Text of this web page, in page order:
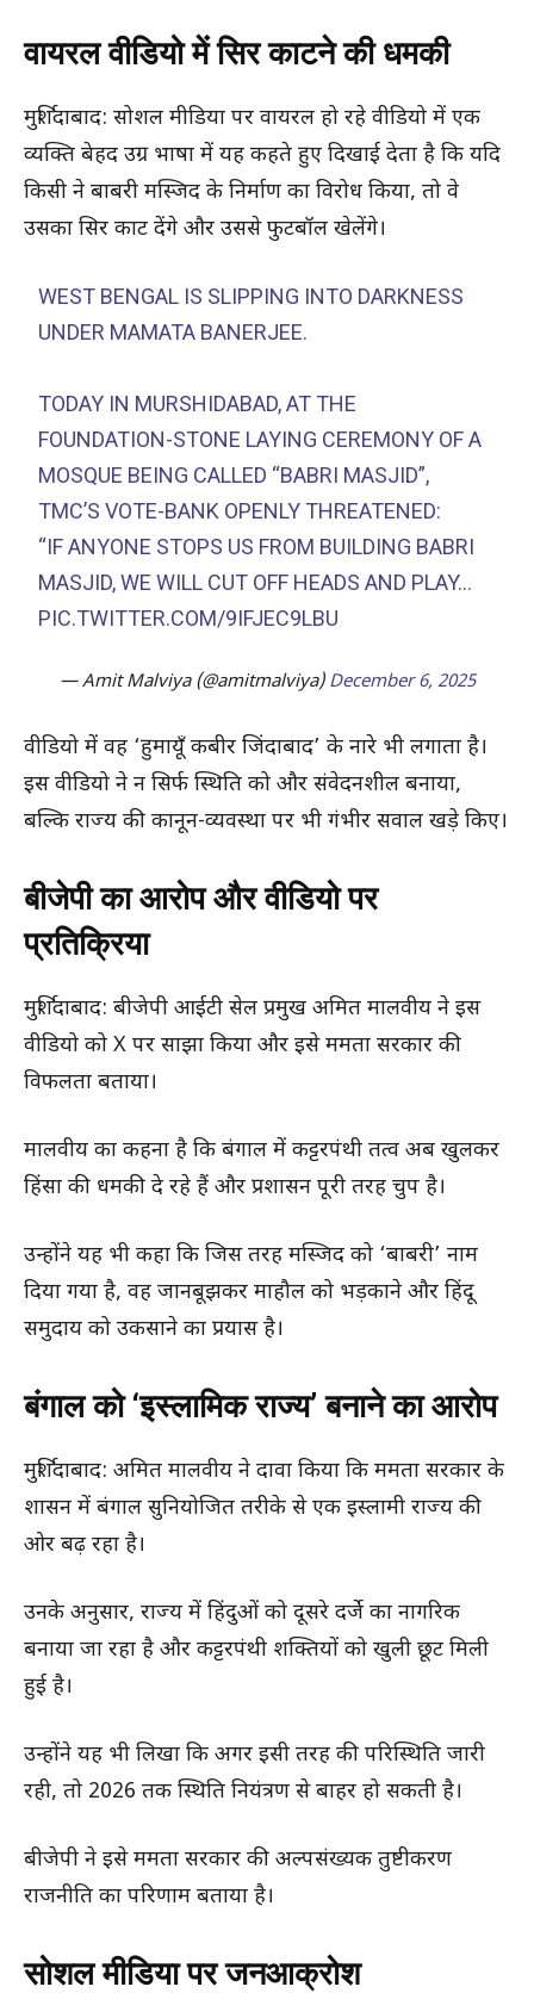
वायरल वीडियो में सिर काटने की धमकी
मुर्शिदाबाद: सोशल मीडिया पर वायरल हो रहे वीडियो में एक
व्यक्ति बेहद उग्र भाषा में यह कहते हुए दिखाई देता है कि यदि
किसी ने बाबरी मस्जिद के निर्माण का विरोध किया, तो वे
उसका सिर काट देंगे और उससे फुटबॉल खेलेंगे।
WEST BENGAL IS SLIPPING INTO DARKNESS
UNDER MAMATA BANERJEE.
TODAY IN MURSHIDABAD, AT THE
FOUNDATION-STONE LAYING CEREMONY OF A
MOSQUE BEING CALLED “BABRI MASJID”,
TMC’S VOTE-BANK OPENLY THREATENED:
“IF ANYONE STOPS US FROM BUILDING BABRI
MASJID, WE WILL CUT OFF HEADS AND PLAY…
PIC.TWITTER.COM/9IFJEC9LBU
— Amit Malviya (@amitmalviya) December 6, 2025
वीडियो में वह ‘हुमायूँ कबीर जिंदाबाद’ के नारे भी लगाता है।
इस वीडियो ने न सिर्फ स्थिति को और संवेदनशील बनाया,
बल्कि राज्य की कानून-व्यवस्था पर भी गंभीर सवाल खड़े किए।
बीजेपी का आरोप और वीडियो पर
प्रतिक्रिया
मुर्शिदाबाद: बीजेपी आईटी सेल प्रमुख अमित मालवीय ने इस
वीडियो को X पर साझा किया और इसे ममता सरकार की
विफलता बताया।
मालवीय का कहना है कि बंगाल में कट्टरपंथी तत्व अब खुलकर
हिंसा की धमकी दे रहे हैं और प्रशासन पूरी तरह चुप है।
उन्होंने यह भी कहा कि जिस तरह मस्जिद को ‘बाबरी’ नाम
दिया गया है, वह जानबूझकर माहौल को भड़काने और हिंदू
समुदाय को उकसाने का प्रयास है।
बंगाल को ‘इस्लामिक राज्य’ बनाने का आरोप
मुर्शिदाबाद: अमित मालवीय ने दावा किया कि ममता सरकार के
शासन में बंगाल सुनियोजित तरीके से एक इस्लामी राज्य की
ओर बढ़ रहा है।
उनके अनुसार, राज्य में हिंदुओं को दूसरे दर्जे का नागरिक
बनाया जा रहा है और कट्टरपंथी शक्तियों को खुली छूट मिली
हुई है।
उन्होंने यह भी लिखा कि अगर इसी तरह की परिस्थिति जारी
रही, तो 2026 तक स्थिति नियंत्रण से बाहर हो सकती है।
बीजेपी ने इसे ममता सरकार की अल्पसंख्यक तुष्टीकरण
राजनीति का परिणाम बताया है।
सोशल मीडिया पर जनआक्रोश